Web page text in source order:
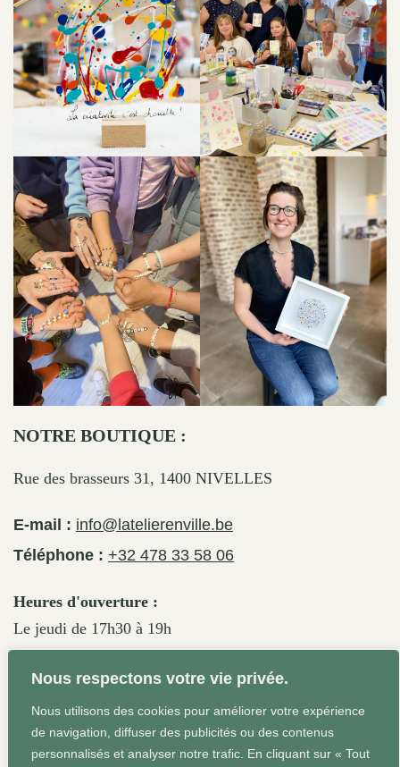
Nous respectons votre vie privée.
Nous utilisons des cookies pour améliorer votre expérience
de navigation, diffuser des publicités ou des contenus
personnalisés et analyser notre trafic. En cliquant sur « Tout
NOTRE BOUTIQUE :
Rue des brasseurs 31, 1400 NIVELLES
E-mail : info@latelierenville.be
Téléphone : +32 478 33 58 06
Heures d'ouverture :
Le jeudi de 17h30 à 19h
Le vendredi de 17h30 à 19h30
Le samedi de 11h30 à 19h